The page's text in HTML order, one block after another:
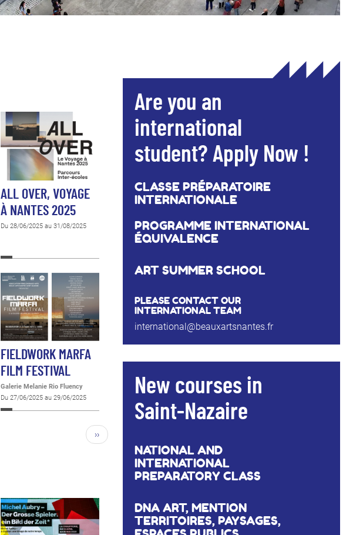
ALL OVER, VOYAGE
À NANTES 2025
Du 28/06/2025 au 31/08/2025
FIELDWORK MARFA
FILM FESTIVAL
Galerie Melanie Rio Fluency
Du 27/06/2025 au 29/06/2025
››
Are you an
international
student? Apply Now !
CLASSE PRÉPARATOIRE
INTERNATIONALE
PROGRAMME INTERNATIONAL
ÉQUIVALENCE
ART SUMMER SCHOOL
PLEASE CONTACT OUR
INTERNATIONAL TEAM
international@beauxartsnantes.fr
New courses in
Saint-Nazaire
NATIONAL AND
INTERNATIONAL
PREPARATORY CLASS
DNA ART, MENTION
TERRITOIRES, PAYSAGES,